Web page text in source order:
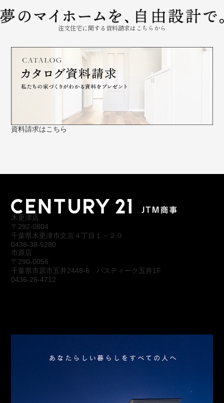
注文住宅に関する資料請求はこちらから
資料請求はこちら
木更津店
〒292-0804
千葉県木更津市文京４丁目１－２０
0438-38-5280
市原店
〒290-0056
千葉県市原市五井2448-6 パスティーク五井1F
0436-26-4712